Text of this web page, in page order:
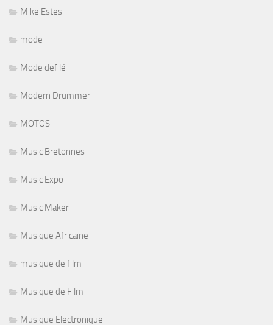
Mike Estes
mode
Mode defilé
Modern Drummer
MOTOS
Music Bretonnes
Music Expo
Music Maker
Musique Africaine
musique de film
Musique de Film
Musique Electronique